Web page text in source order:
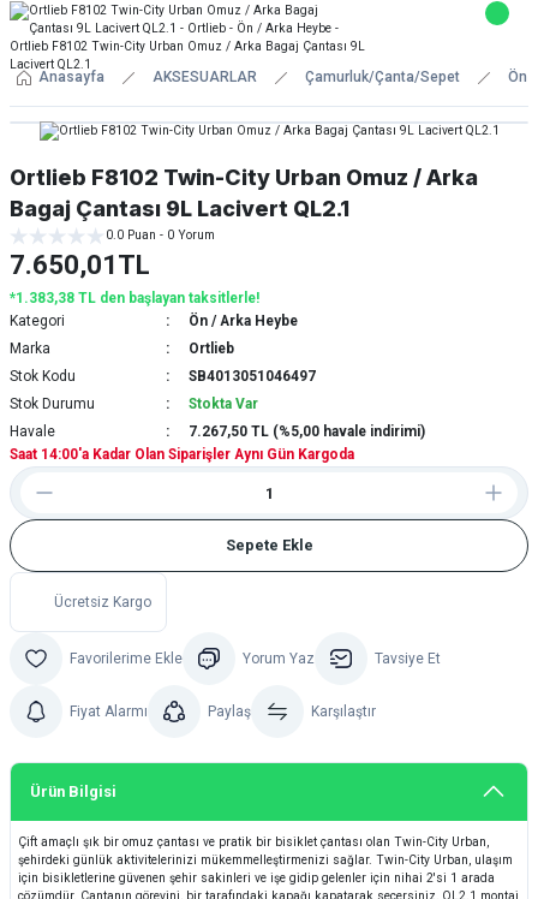
Anasayfa AKSESUARLAR Çamurluk/Çanta/Sepet Ön
Ortlieb F8102 Twin-City Urban Omuz / Arka
Bagaj Çantası 9L Lacivert QL2.1
0.0 Puan - 0 Yorum
7.650,01TL
*1.383,38 TL den başlayan taksitlerle!
Kategori
Ön / Arka Heybe
Marka
Ortlieb
Stok Kodu
SB4013051046497
Stok Durumu
Stokta Var
Havale
7.267,50 TL (%5,00 havale indirimi)
Saat 14:00'a Kadar Olan Siparişler Aynı Gün Kargoda
Sepete Ekle
Ücretsiz Kargo
Yorum Yaz Tavsiye Et
Fiyat Alarmı Paylaş Karşılaştır
Ürün Bilgisi
Çift amaçlı şık bir omuz çantası ve pratik bir bisiklet çantası olan Twin-City Urban,
şehirdeki günlük aktivitelerinizi mükemmelleştirmenizi sağlar. Twin-City Urban, ulaşım
için bisikletlerine güvenen şehir sakinleri ve işe gidip gelenler için nihai 2'si 1 arada
çözümdür. Çantanın görevini, bir tarafındaki kapağı kapatarak seçersiniz. QL2.1 montaj